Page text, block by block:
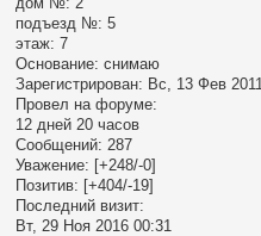
подъезд №: 5
этаж: 7
Основание: снимаю
Зарегистрирован: Вс, 13 Фев 2011
Провел на форуме:
12 дней 20 часов
Сообщений: 287
Уважение: [+248/-0]
Позитив: [+404/-19]
Последний визит:
Вт, 29 Ноя 2016 00:31